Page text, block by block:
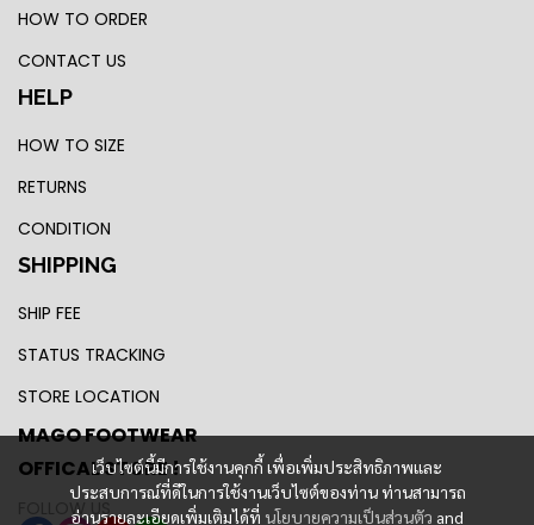
เว็บไซต์นี้มีการใช้งานคุกกี้ เพื่อเพิ่มประสิทธิภาพและ
ประสบการณ์ที่ดีในการใช้งานเว็บไซต์ของท่าน ท่านสามารถ
อ่านรายละเอียดเพิ่มเติมได้ที่ นโยบายความเป็นส่วนตัว and
HOW TO ORDER
CONTACT US
HELP
HOW TO SIZE
RETURNS
CONDITION
SHIPPING
SHIP FEE
STATUS TRACKING
STORE LOCATION
MAGO FOOTWEAR
OFFICAL STORE !
FOLLOW US